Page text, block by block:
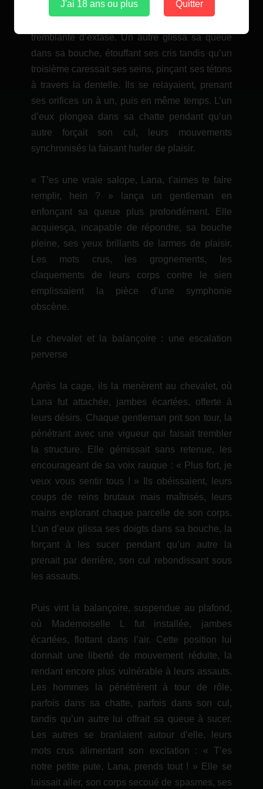
J'ai 18 ans ou plus Quitter
arrachant un cri de plaisir à Mademoiselle L. «
tremblante d’extase. Un autre glissa sa queue
dans sa bouche, étouffant ses cris tandis qu’un
troisième caressait ses seins, pinçant ses tétons
à travers la dentelle. Ils se relayaient, prenant
ses orifices un à un, puis en même temps. L’un
d’eux plongea dans sa chatte pendant qu’un
autre forçait son cul, leurs mouvements
synchronisés la faisant hurler de plaisir.
« T’es une vraie salope, Lana, t’aimes te faire
remplir, hein ? » lança un gentleman en
enfonçant sa queue plus profondément. Elle
acquiesça, incapable de répondre, sa bouche
pleine, ses yeux brillants de larmes de plaisir.
Les mots crus, les grognements, les
claquements de leurs corps contre le sien
emplissaient la pièce d’une symphonie
obscène.
Le chevalet et la balançoire : une escalation
perverse
Après la cage, ils la menèrent au chevalet, où
Lana fut attachée, jambes écartées, offerte à
leurs désirs. Chaque gentleman prit son tour, la
pénétrant avec une vigueur qui faisait trembler
la structure. Elle gémissait sans retenue, les
encourageant de sa voix rauque : « Plus fort, je
veux vous sentir tous ! » Ils obéissaient, leurs
coups de reins brutaux mais maîtrisés, leurs
mains explorant chaque parcelle de son corps.
L’un d’eux glissa ses doigts dans sa bouche, la
forçant à les sucer pendant qu’un autre la
prenait par derrière, son cul rebondissant sous
les assauts.
Puis vint la balançoire, suspendue au plafond,
où Mademoiselle L fut installée, jambes
écartées, flottant dans l’air. Cette position lui
donnait une liberté de mouvement réduite, la
rendant encore plus vulnérable à leurs assauts.
Les hommes la pénétrèrent à tour de rôle,
parfois dans sa chatte, parfois dans son cul,
tandis qu’un autre lui offrait sa queue à sucer.
Les autres se branlaient autour d’elle, leurs
mots crus alimentant son excitation : « T’es
notre petite pute, Lana, prends tout ! » Elle se
laissait aller, son corps secoué de spasmes, ses